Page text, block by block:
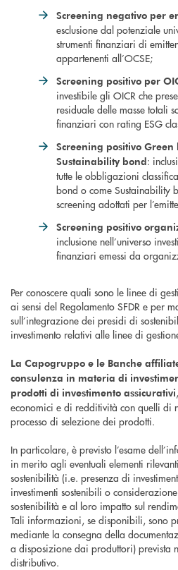
Screening negativo per
esclusione dal potenziale
strumenti finanziari di
appartenenti all’OCSE;
Screening positivo per
investibile gli OICR che
residuale delle masse totali
finanziari con rating ESG
Screening positivo
Sustainability bond:
tutte le obbligazioni
bond o come Sustainability
screening adottati per
Screening positivo
inclusione nell’universo
finanziari emessi da
Per conoscere quali sono le linee di
ai sensi del Regolamento SFDR e per
sull’integrazione dei presidi di
investimento relativi alle linee di
La Capogruppo e le Banche
consulenza in materia di
prodotti di investimento assicurativi
economici e di redditività con quelli di
processo di selezione dei prodotti.
In particolare, è previsto l’esame
in merito agli eventuali elementi
sostenibilità (i.e. presenza di
investimenti sostenibili o
sostenibilità e al loro impatto sul
Tali informazioni, se disponibili, sono
mediante la consegna della
a disposizione dai produttori) prevista
distributivo.